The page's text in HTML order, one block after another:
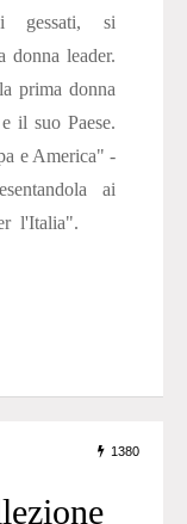
gessati, si
donna leader.
prima donna
il suo Paese.
e America" -
ai
l'Italia".
1380